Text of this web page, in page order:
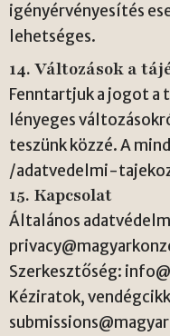
igényérvényesítés
lehetséges.
14. Változások a
Fenntartjuk a jogot a
lényeges
teszünk közzé. A
/adatvedelmi-
15. Kapcsolat
Általános
Szerkesztőség:
Kéziratok,